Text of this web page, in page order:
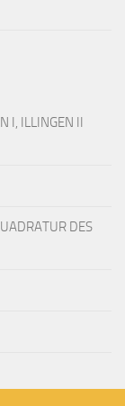
I, ILLINGEN II
DES